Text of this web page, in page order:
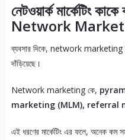
নেটওয়ার্ক মার্কেটিং
Network
ব্যবসার দিকে, network marketing
দাঁড়িয়েছে।
Network marketing কে,
marketing (MLM), referral
এই ধরণের মার্কেটিং এর ফলে, অনেক কম